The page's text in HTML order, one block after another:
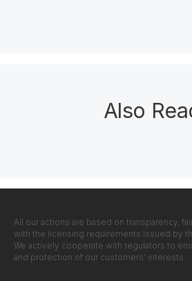
Also
All our actions are based on transparency,
with the licensing requirements issued by
We actively cooperate with regulators to
and protection of our customers' interests.